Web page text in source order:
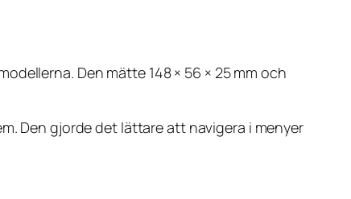
Den mätte 148 × 56 × 25 mm och
Den gjorde det lättare att navigera i menyer